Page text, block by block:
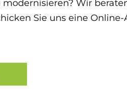
Wir
Sie uns eine Online-